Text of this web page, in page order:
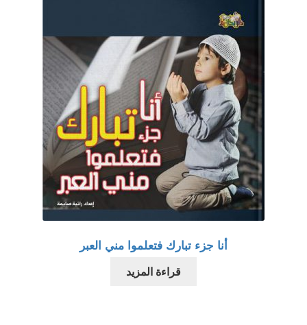
أنا جزء تبارك فتعلموا مني العبر
قراءة المزيد